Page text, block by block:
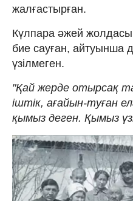
жалғастырған.
Күлпара әжей
бие сауған, айтуынша
үзілмеген.
"Қай жерде отырсақ
іштік, ағайын-туған
қымыз деген. Қымыз